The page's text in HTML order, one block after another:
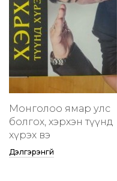
Монголоо ямар улс
болгох, хэрхэн түүнд
хүрэх вэ
Дэлгэрэнгүй